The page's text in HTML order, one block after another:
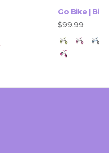
Go Bike |
$99.99